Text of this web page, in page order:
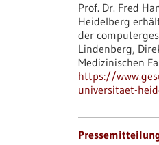
Prof. Dr. Fred
Heidelberg
der
Lindenberg,
Medizinischen
https://
universitaet-